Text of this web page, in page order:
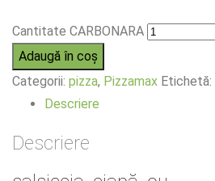
Cantitate CARBONARA
Adaugă în coș
Categorii: pizza, Pizzamax Etichetă:
Descriere
Descriere